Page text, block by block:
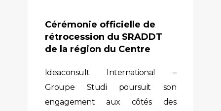
Cérémonie officielle de
rétrocession du SRADDT
de la région du Centre
Ideaconsult International –
Groupe Studi poursuit son
engagement aux côtés des